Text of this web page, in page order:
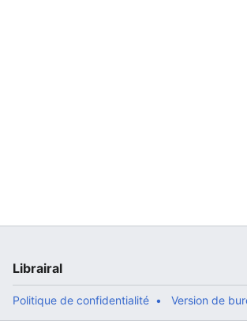
Librairal
Politique de confidentialité Version de